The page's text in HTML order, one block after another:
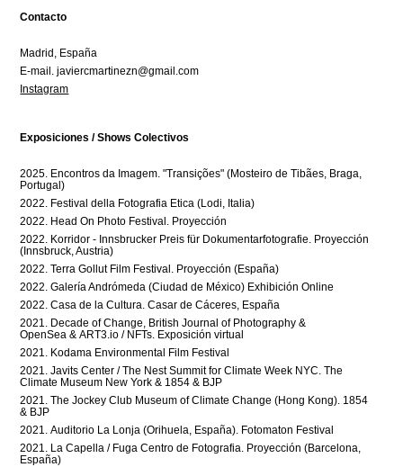
Contacto
Madrid, España
E-mail. javiercmartinezn@gmail.com
Instagram
Exposiciones / Shows Colectivos
2025. Encontros da Imagem. "Transições" (Mosteiro de Tibães, Braga,
Portugal)
2022. Festival della Fotografia Etica (Lodi, Italia)
2022. Head On Photo Festival. Proyección
2022. Korridor - Innsbrucker Preis für Dokumentarfotografie. Proyección
(Innsbruck, Austria)
2022. Terra Gollut Film Festival. Proyección (España)
2022. Galería Andrómeda (Ciudad de México) Exhibición Online
2022. Casa de la Cultura. Casar de Cáceres, España
2021. Decade of Change, British Journal of Photography &
OpenSea & ART3.io / NFTs. Exposición virtual
2021. Kodama Environmental Film Festival
2021. Javits Center / The Nest Summit for Climate Week NYC. The
Climate Museum New York & 1854 & BJP
2021. The Jockey Club Museum of Climate Change (Hong Kong). 1854
& BJP
2021. Auditorio La Lonja (Orihuela, España). Fotomaton Festival
2021. La Capella / Fuga Centro de Fotografia. Proyección (Barcelona,
España)